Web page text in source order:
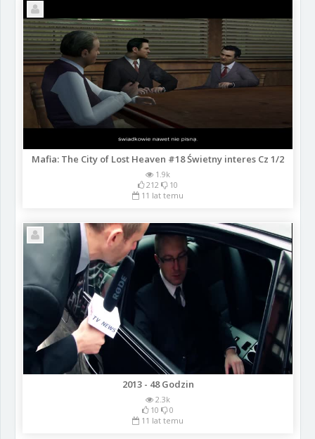
Mafia: The City of Lost Heaven #18 Świetny interes Cz 1/2
1.9k
212
10
11 lat temu
2013 - 48 Godzin
2.3k
10
0
11 lat temu